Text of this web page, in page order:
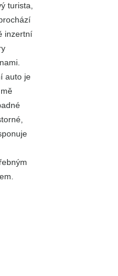
turista,
inzertní
auto je